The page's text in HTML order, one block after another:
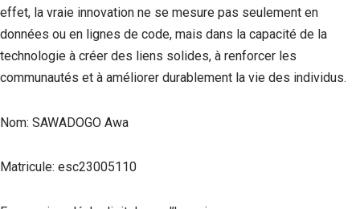
effet, la vraie innovation ne se mesure pas seulement en
données ou en lignes de code, mais dans la capacité de la
technologie à créer des liens solides, à renforcer les
communautés et à améliorer durablement la vie des individus.
Nom: SAWADOGO Awa
Matricule: esc23005110